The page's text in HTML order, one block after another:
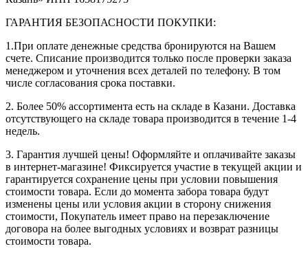
ГАРАНТИЯ БЕЗОПАСНОСТИ ПОКУПКИ:
1.При оплате денежные средства бронируются на Вашем
счете. Списание производится только после проверки заказа
менеджером и уточнения всех деталей по телефону. В том
числе согласования срока поставки.
2. Более 50% ассортимента есть на складе в Казани. Доставка
отсутствующего на складе товара производится в течение 1-4
недель.
3. Гарантия лучшей цены! Оформляйте и оплачивайте заказы
в интернет-магазине! Фиксируется участие в текущей акции и
гарантируется сохранение цены при условии повышения
стоимости товара. Если до момента забора товара будут
изменены цены или условия акции в сторону снижения
стоимости, Покупатель имеет право на перезаключение
договора на более выгодных условиях и возврат разницы
стоимости товара.